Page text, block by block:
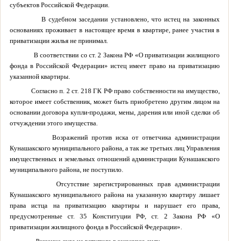
субъектов Российской Федерации.
В судебном заседании установлено, что истец на законных
основаниях проживает в настоящее время в квартире, ранее участия в
приватизации жилья не принимал.
В соответствии со ст. 2 Закона РФ «О приватизации жилищного
фонда в Российской Федерации» истец имеет право на приватизацию
указанной квартиры.
Согласно п. 2 ст. 218 ГК РФ право собственности на имущество,
которое имеет собственник, может быть приобретено другим лицом на
основании договора купли-продажи, мены, дарения или иной сделки об
отчуждении этого имущества.
Возражений против иска от ответчика администрации
Кунашакского муниципального района, а так же третьих лиц Управления
имущественных и земельных отношений администрации Кунашакского
муниципального района, не поступило.
Отсутствие зарегистрированных прав администрации
Кунашакского муниципального района на указанную квартиру лишает
права истца на приватизацию квартиры и нарушает его права,
предусмотренные ст. 35 Конституции РФ, ст. 2 Закона РФ «О
приватизации жилищного фонда в Российской Федерации».